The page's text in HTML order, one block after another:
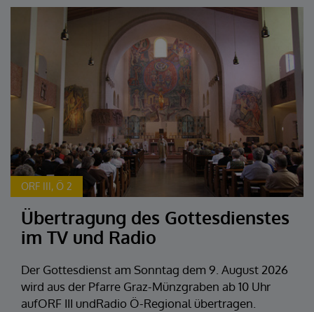
ORF III, Ö 2
Übertragung des Gottesdienstes
im TV und Radio
Der Gottesdienst am Sonntag dem 9. August 2026
wird aus der Pfarre Graz-Münzgraben ab 10 Uhr
aufORF III undRadio Ö-Regional übertragen.